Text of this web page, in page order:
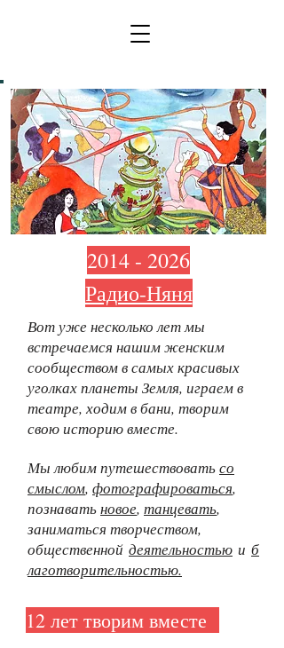
2014 - 2026
Радио-Няня
Вот уже несколько лет мы
встречаемся нашим женским
сообществом в самых красивых
уголках планеты Земля, играем в
театре, ходим в бани, творим
свою историю вместе.
Мы любим путешествоватьсо
смыслом, фотографироваться,
познаватьновое, танцевать,
заниматься творчеством,
общественной деятельностью и б
лаготворительностью.
12 лет творим вместе